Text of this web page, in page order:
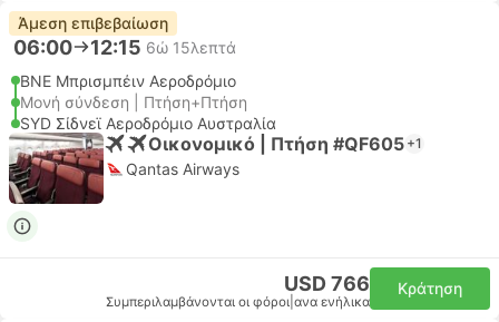
Άμεση επιβεβαίωση
06:00 12:15 6ώ 15λεπτά
BNE Μπρισμπέιν Αεροδρόμιο
Μονή σύνδεση | Πτήση+Πτήση
SYD Σίδνεϊ Αεροδρόμιο Αυστραλία
Οικονομικό | Πτήση #QF605 +1
Qantas Airways
USD 766
Συμπεριλαμβάνονται οι φόροι ανα ενήλικα
Κράτηση